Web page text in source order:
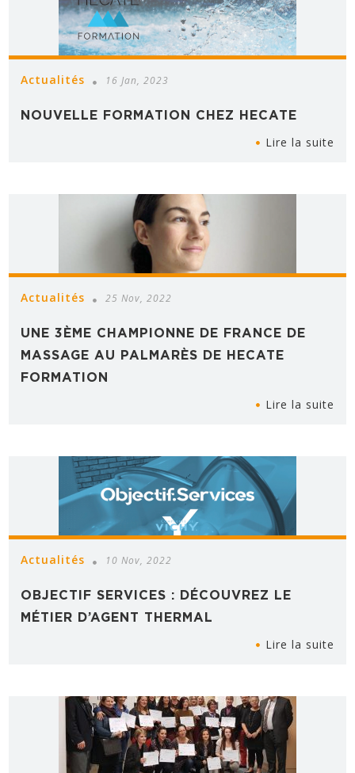
Actualités 16 Jan, 2023
NOUVELLE FORMATION CHEZ HECATE
Lire la suite
Actualités 25 Nov, 2022
UNE 3ÈME CHAMPIONNE DE FRANCE DE
MASSAGE AU PALMARÈS DE HECATE
FORMATION
Lire la suite
Actualités 10 Nov, 2022
OBJECTIF SERVICES : DÉCOUVREZ LE
MÉTIER D’AGENT THERMAL
Lire la suite